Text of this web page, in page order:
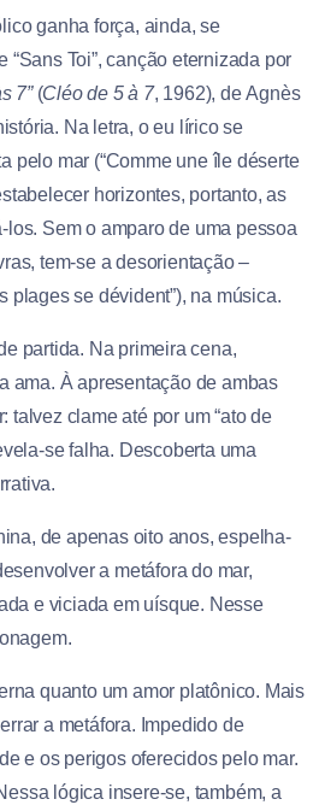
ganha força, ainda, se
Toi”, canção eternizada por
7” (Cléo de 5 à 7, 1962), de Agnès
Na letra, o eu lírico se
pelo mar (“Comme une île déserte
horizontes, portanto, as
Sem o amparo de uma pessoa
tem-se a desorientação –
plages se dévident”), na música.
partida. Na primeira cena,
ama. À apresentação de ambas
talvez clame até por um “ato de
se falha. Descoberta uma
de apenas oito anos, espelha-
a metáfora do mar,
e viciada em uísque. Nesse
quanto um amor platônico. Mais
a metáfora. Impedido de
e os perigos oferecidos pelo mar.
lógica insere-se, também, a